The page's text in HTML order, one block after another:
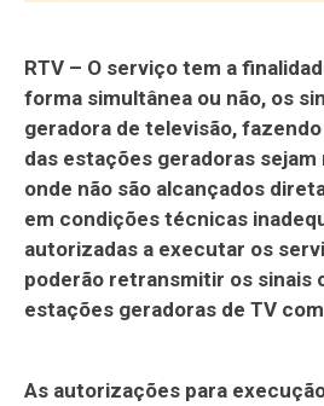
RTV – O serviço tem a
forma simultânea ou não, os
geradora de televisão,
das estações geradoras
onde não são alcançados
em condições técnicas
autorizadas a executar os
poderão retransmitir os sinais
estações geradoras de TV
As autorizações para